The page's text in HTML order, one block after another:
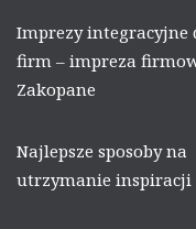
Imprezy integracyjne
firm – impreza
Zakopane
Najlepsze sposoby na
utrzymanie inspiracji